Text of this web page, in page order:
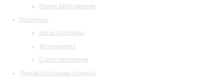
Время Шостаковича
Партнеры
Наши партнеры
Фотогалерея
Стать партнером
Просветительские проекты